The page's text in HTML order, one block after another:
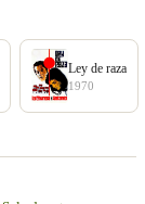
Ley de raza
1970